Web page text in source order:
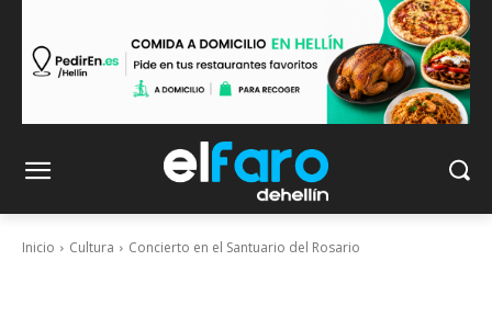
Inicio Cultura Concierto en el Santuario del Rosario